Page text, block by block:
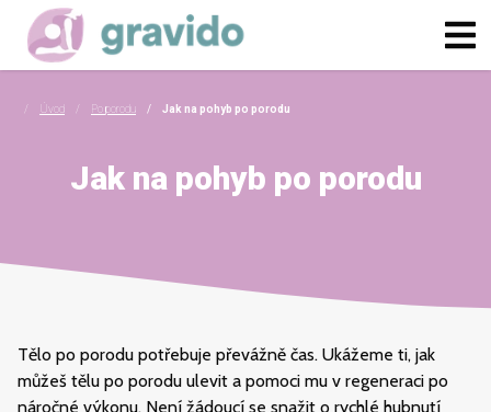
Úvod Po porodu Jak na pohyb po porodu
Jak na pohyb po porodu
Tělo po porodu potřebuje převážně čas. Ukážeme ti, jak
můžeš tělu po porodu ulevit a pomoci mu v regeneraci po
náročné výkonu. Není žádoucí se snažit o rychlé hubnutí